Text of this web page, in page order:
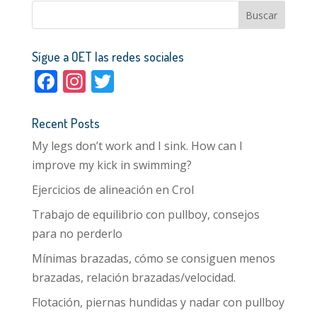
Sígue a OET las redes sociales
F
e
b
o
o
k
In
a
gr
a
m
T
er
Recent Posts
My legs don’t work and I sink. How can I
improve my kick in swimming?
Ejercicios de alineación en Crol
Trabajo de equilibrio con pullboy, consejos
para no perderlo
Mínimas brazadas, cómo se consiguen menos
brazadas, relación brazadas/velocidad.
Flotación, piernas hundidas y nadar con pullboy